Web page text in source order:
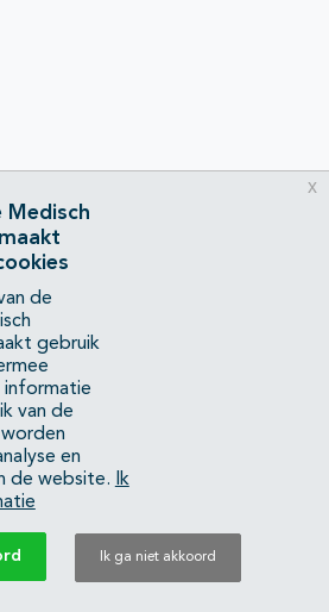
Specialisten:40483480
Medisch
de
gebruik
informatie
van de
en
de website.
Ik
Ik ga niet akkoord
x